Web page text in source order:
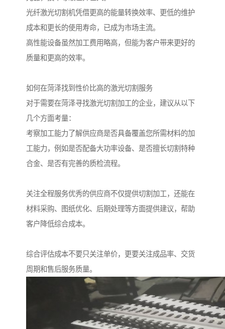
光纤激光切割机凭借更高的能量转换效率、更低的维护
成本和更长的使用寿命，已成为市场主流。
高性能设备虽然加工费用略高，但能为客户带来更好的
质量和更高的效率。
如何在菏泽找到性价比高的激光切割服务
对于需要在菏泽寻找激光切割加工的企业，建议从以下
几个方面考量：
考察加工能力了解供应商是否具备覆盖您所需材料的加
工能力，例如是否配备大功率设备、是否擅长切割特种
合金、是否有完善的质检流程。
关注全程服务优秀的供应商不仅提供切割加工，还能在
材料采购、图纸优化、后期处理等方面提供建议，帮助
客户降低综合成本。
综合评估成本不要只关注单价，更要关注成品率、交货
周期和售后服务质量。